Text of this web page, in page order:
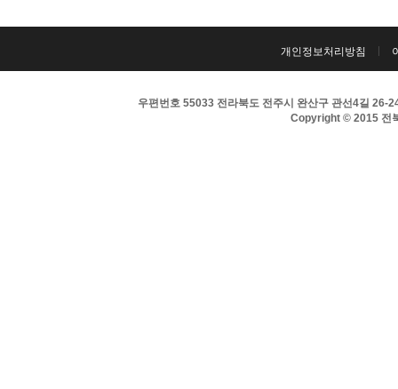
개인정보처리방침
우편번호 55033 전라북도 전주시 완산구 관선4길
Copyright © 2015 전